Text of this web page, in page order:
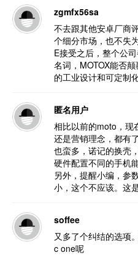
zgmfx56sa
不去跟其他安卓厂商
个细分市场，也不失
E接受之后，整个公
名词，MOTOX能否
的工业设计和可定制
匿名用户
相比以前的moto，现
还是营销理念，都有
也蛮多，诺记的换壳
硬件配置不同的手机
另外，提醒小编，参
小，这个不应该。这
soffee
又多了个纠结的选项
c one呢